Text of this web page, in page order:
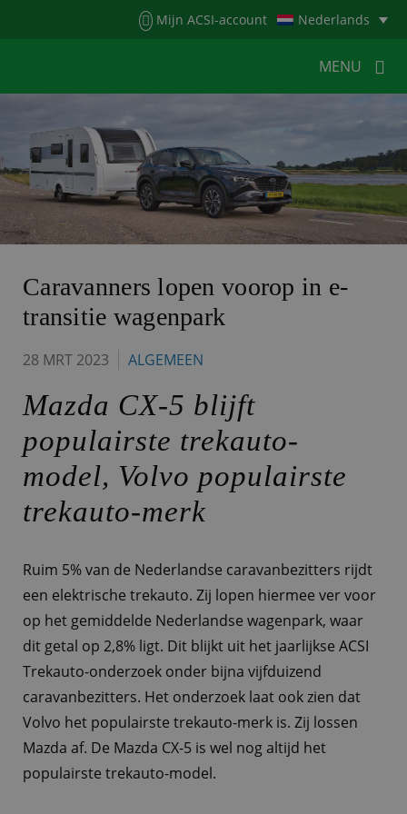
Mijn ACSI-account Nederlands
MENU
HOME VOOR KAMPEERDERS
VOOR CAMPINGS KAMPEERNIEUWS
ACSI WEBSHOP
WERKEN BIJ ACSI
CONTACT
Caravanners lopen voorop in e-
transitie wagenpark
28 MRT 2023 ALGEMEEN
Mazda CX-5 blijft
populairste trekauto-
model, Volvo populairste
trekauto-merk
Ruim 5% van de Nederlandse caravanbezitters rijdt
een elektrische trekauto. Zij lopen hiermee ver voor
op het gemiddelde Nederlandse wagenpark, waar
dit getal op 2,8% ligt. Dit blijkt uit het jaarlijkse ACSI
Trekauto-onderzoek onder bijna vijfduizend
caravanbezitters. Het onderzoek laat ook zien dat
Volvo het populairste trekauto-merk is. Zij lossen
Mazda af. De Mazda CX-5 is wel nog altijd het
populairste trekauto-model.